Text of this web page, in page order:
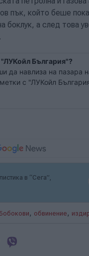
пък, който беше
боклук, а след това
България"?
навлиза на пазара
с "ЛУКойл
Ще тръгне ли
в “Сега”,
Бобокови , обвинение ,